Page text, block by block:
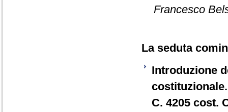
Francesco
La seduta
Introduzione
costituzionale.
C. 4205 cost.